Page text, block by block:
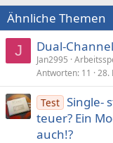
Ähnliche Themen
J Dual-Channel
Jan2995
Antworten 11 28.
Test Single-
teuer? Ein
auch!?